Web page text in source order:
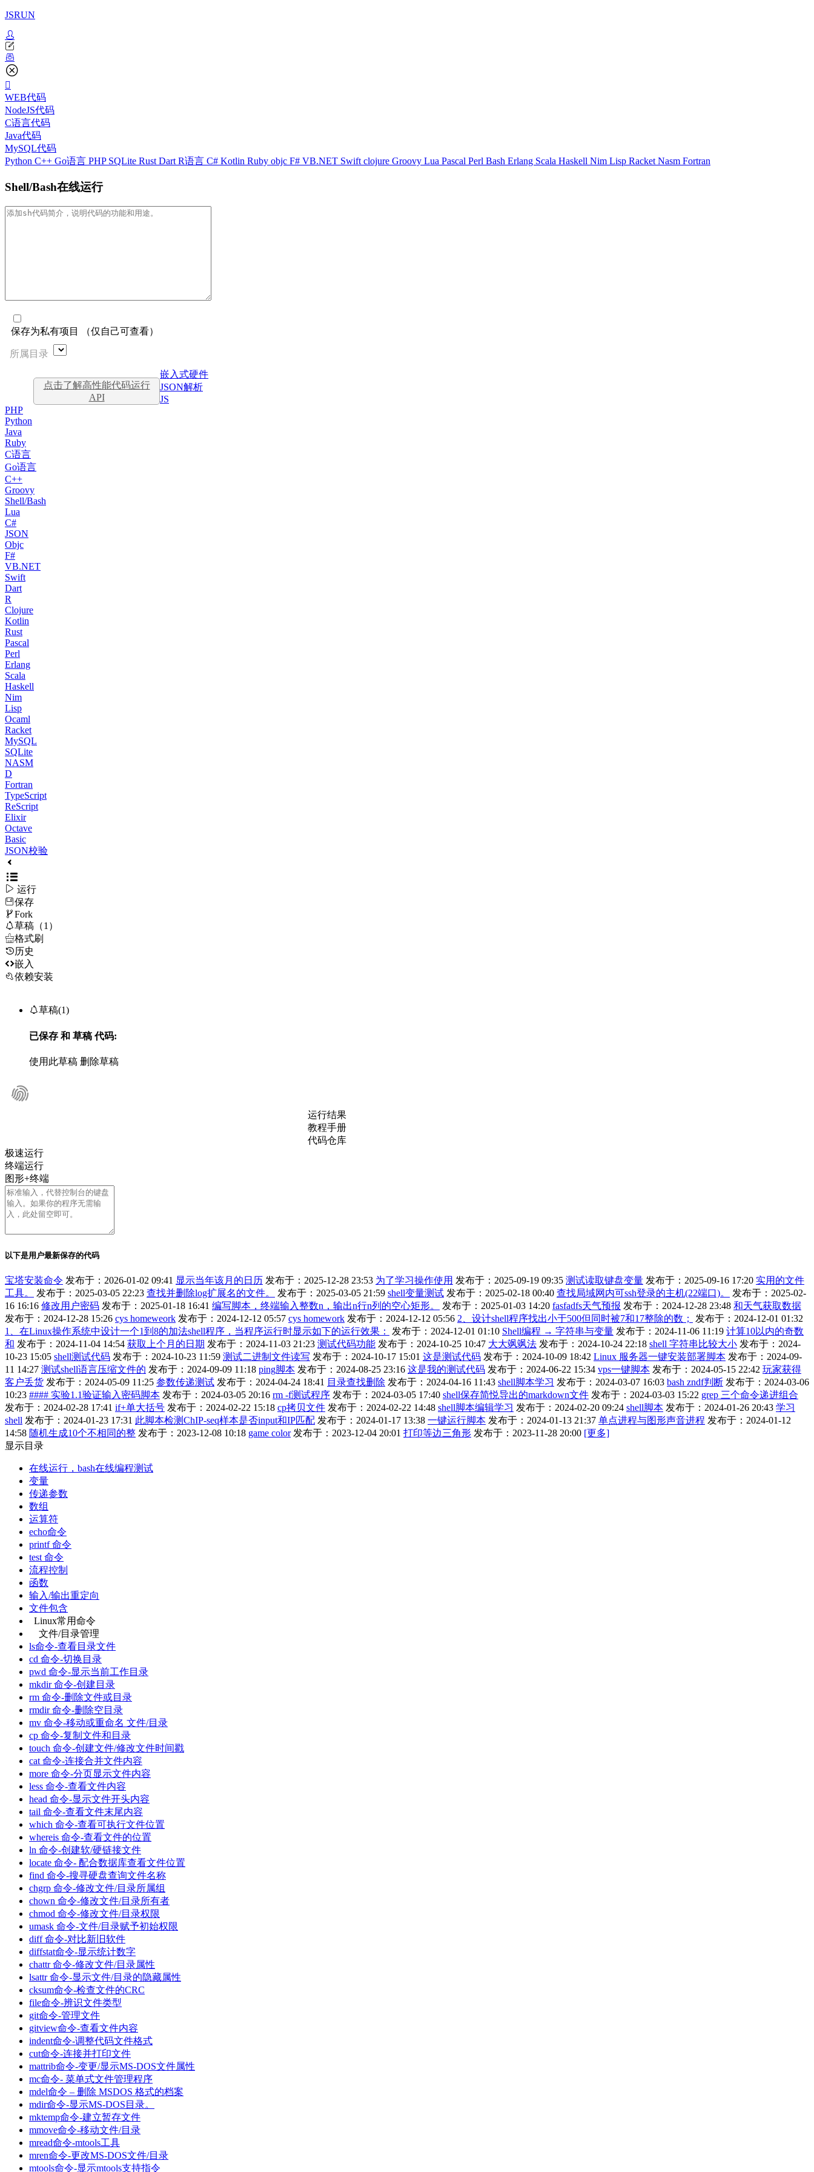
JSRUN
WEB代码
NodeJS代码
C语言代码
Java代码
MySQL代码
Python C++ Go语言 PHP SQLite Rust Dart R语言 C# Kotlin Ruby objc F# VB.NET Swift clojure Groovy Lua Pascal Perl Bash Erlang Scala Haskell Nim Lisp Racket Nasm Fortran
Shell/Bash在线运行
保存为私有项目 （仅自己可查看）
所属目录
点击了解高性能代码运行
API
嵌入式硬件
JSON解析
JS
PHP
Python
Java
Ruby
C语言
Go语言
C++
Groovy
Shell/Bash
Lua
C#
JSON
Objc
F#
VB.NET
Swift
Dart
R
Clojure
Kotlin
Rust
Pascal
Perl
Erlang
Scala
Haskell
Nim
Lisp
Ocaml
Racket
MySQL
SQLite
NASM
D
Fortran
TypeScript
ReScript
Elixir
Octave
Basic
JSON校验
 运行
保存
Fork
草稿（1）
格式刷
历史
嵌入
依赖安装
草稿(1)
已保存 和 草稿代码:
使用此草稿 删除草稿
运行结果
教程手册
代码仓库
极速运行
终端运行
图形+终端
以下是用户最新保存的代码
宝塔安装命令 发布于：2026-01-02 09:41 显示当年该月的日历 发布于：2025-12-28 23:53 为了学习操作使用 发布于：2025-09-19 09:35 测试读取键盘变量 发布于：2025-09-16 17:20 实用的文件
工具。
发布于：2025-03-05 22:23 查找并删除log扩展名的文件。 发布于：2025-03-05 21:59 shell变量测试 发布于：2025-02-18 00:40 查找局域网内可ssh登录的主机(22端口)。
发布于：2025-02-
16 16:16 修改用户密码 发布于：2025-01-18 16:41 编写脚本，终端输入整数n，输出n行n列的空心矩形。 发布于：2025-01-03 14:20 fasfadfs天气预报 发布于：2024-12-28 23:48 和天气获取数据
发布于：2024-12-28 15:26 cys homeweork 发布于：2024-12-12 05:57 cys homework 发布于：2024-12-12 05:56 2、设计shell程序找出小于500但同时被7和17整除的数；
发布于：2024-12-01 01:32
1、在Linux操作系统中设计一个1到8的加法shell程序，当程序运行时显示如下的运行效果：
发布于：2024-12-01 01:10 Shell编程 → 字符串与变量 发布于：2024-11-06 11:19 计算10以内的奇数
和 发布于：2024-11-04 14:54 获取上个月的日期 发布于：2024-11-03 21:23 测试代码功能 发布于：2024-10-25 10:47 大大飒飒法 发布于：2024-10-24 22:18 shell 字符串比较大小 发布于：2024-
10-23 15:05 shell测试代码 发布于：2024-10-23 11:59 测试二进制文件读写 发布于：2024-10-17 15:01 这是测试代码 发布于：2024-10-09 18:42 Linux 服务器一键安装部署脚本 发布于：2024-09-
11 14:27 测试shell语言压缩文件的 发布于：2024-09-09 11:18 ping脚本 发布于：2024-08-25 23:16 这是我的测试代码 发布于：2024-06-22 15:34 vps一键脚本 发布于：2024-05-15 22:42 玩家获得
客户丢货 发布于：2024-05-09 11:25 参数传递测试 发布于：2024-04-24 18:41 目录查找删除 发布于：2024-04-16 11:43 shell脚本学习 发布于：2024-03-07 16:03 bash zndf判断 发布于：2024-03-06
10:23 #### 实验1.1验证输入密码脚本 发布于：2024-03-05 20:16 rm -f测试程序 发布于：2024-03-05 17:40 shell保存简悦导出的markdown文件 发布于：2024-03-03 15:22 grep 三个命令递进组合
发布于：2024-02-28 17:41 if+单大括号 发布于：2024-02-22 15:18 cp拷贝文件 发布于：2024-02-22 14:48 shell脚本编辑学习 发布于：2024-02-20 09:24 shell脚本 发布于：2024-01-26 20:43 学习
shell 发布于：2024-01-23 17:31 此脚本检测ChIP-seq样本是否input和IP匹配 发布于：2024-01-17 13:38 一键运行脚本 发布于：2024-01-13 21:37 单点进程与图形声音进程 发布于：2024-01-12
14:58 随机生成10个不相同的整 发布于：2023-12-08 10:18 game color 发布于：2023-12-04 20:01 打印等边三角形 发布于：2023-11-28 20:00 [更多]
显示目录
在线运行，bash在线编程测试
变量
传递参数
数组
运算符
echo命令
printf 命令
test 命令
流程控制
函数
输入/输出重定向
文件包含
Linux常用命令
文件/目录管理
ls命令-查看目录文件
cd 命令-切换目录
pwd 命令-显示当前工作目录
mkdir 命令-创建目录
rm 命令-删除文件或目录
rmdir 命令-删除空目录
mv 命令-移动或重命名 文件/目录
cp 命令-复制文件和目录
touch 命令-创建文件/修改文件时间戳
cat 命令-连接合并文件内容
more 命令-分页显示文件内容
less 命令-查看文件内容
head 命令-显示文件开头内容
tail 命令-查看文件末尾内容
which 命令-查看可执行文件位置
whereis 命令-查看文件的位置
ln 命令-创建软/硬链接文件
locate 命令- 配合数据库查看文件位置
find 命令-搜寻硬盘查询文件名称
chgrp 命令-修改文件/目录所属组
chown 命令-修改文件/目录所有者
chmod 命令-修改文件/目录权限
umask 命令-文件/目录赋予初始权限
diff 命令-对比新旧软件
diffstat命令-显示统计数字
chattr 命令-修改文件/目录属性
lsattr 命令-显示文件/目录的隐藏属性
cksum命令-检查文件的CRC
file命令-辨识文件类型
git命令-管理文件
gitview命令-查看文件内容
indent命令-调整代码文件格式
cut命令-连接并打印文件
mattrib命令-变更/显示MS-DOS文件属性
mc命令- 菜单式文件管理程序
mdel命令 – 删除 MSDOS 格式的档案
mdir命令-显示MS-DOS目录。
mktemp命令-建立暂存文件
mmove命令-移动文件/目录
mread命令-mtools工具
mren命令-更改MS-DOS文件/目录
mtools命令-显示mtools支持指令